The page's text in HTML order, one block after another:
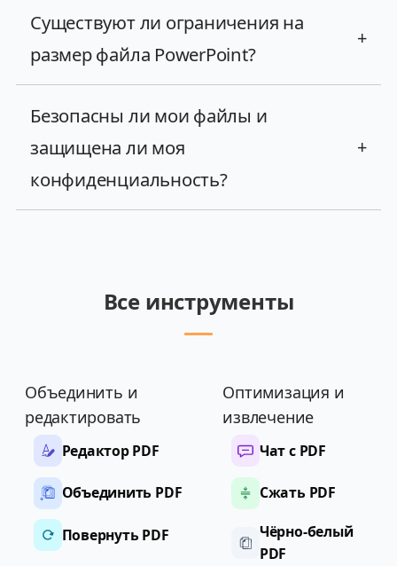
Существуют ли ограничения на
размер файла PowerPoint?
+
Безопасны ли мои файлы и
защищена ли моя
конфиденциальность?
+
Все инструменты
Объединить и
редактировать
Редактор PDF
Объединить PDF
Повернуть PDF
Оптимизация и
извлечение
Чат с PDF
Сжать PDF
Чёрно-белый
PDF